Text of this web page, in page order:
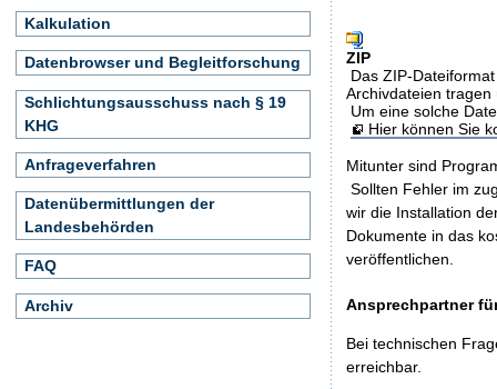
ZIP
Das ZIP-
Archivdateien
Um eine solche
Hier können Sie
Mitunter sind
Sollten Fehler im
wir die Installation
Dokumente in das
veröffentlichen.
Ansprechpartner
Bei technischen
erreichbar.
Kalkulation
Datenbrowser und Begleitforschung
Schlichtungsausschuss nach § 19
KHG
Anfrageverfahren
Datenübermittlungen der
Landesbehörden
FAQ
Archiv